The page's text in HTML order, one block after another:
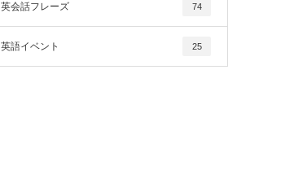
英会話フレーズ 74
英語イベント 25